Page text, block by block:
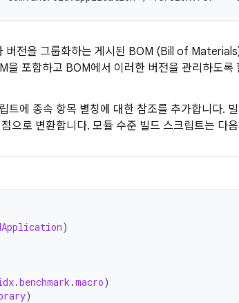
버전을 그룹화하는 게시된 BOM (Bill of
을 포함하고 BOM에서 이러한 버전을 관리하도록
트에 종속 항목 별칭에 대한 참조를 추가합니다.
으로 변환합니다. 모듈 수준 빌드 스크립트는 다
)
.benchmark .macro)
)